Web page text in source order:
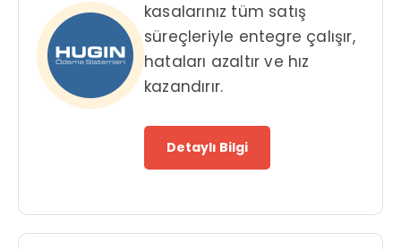
kasalarınız tüm satış
süreçleriyle entegre çalışır,
hataları azaltır ve hız
kazandırır.
Detaylı Bilgi